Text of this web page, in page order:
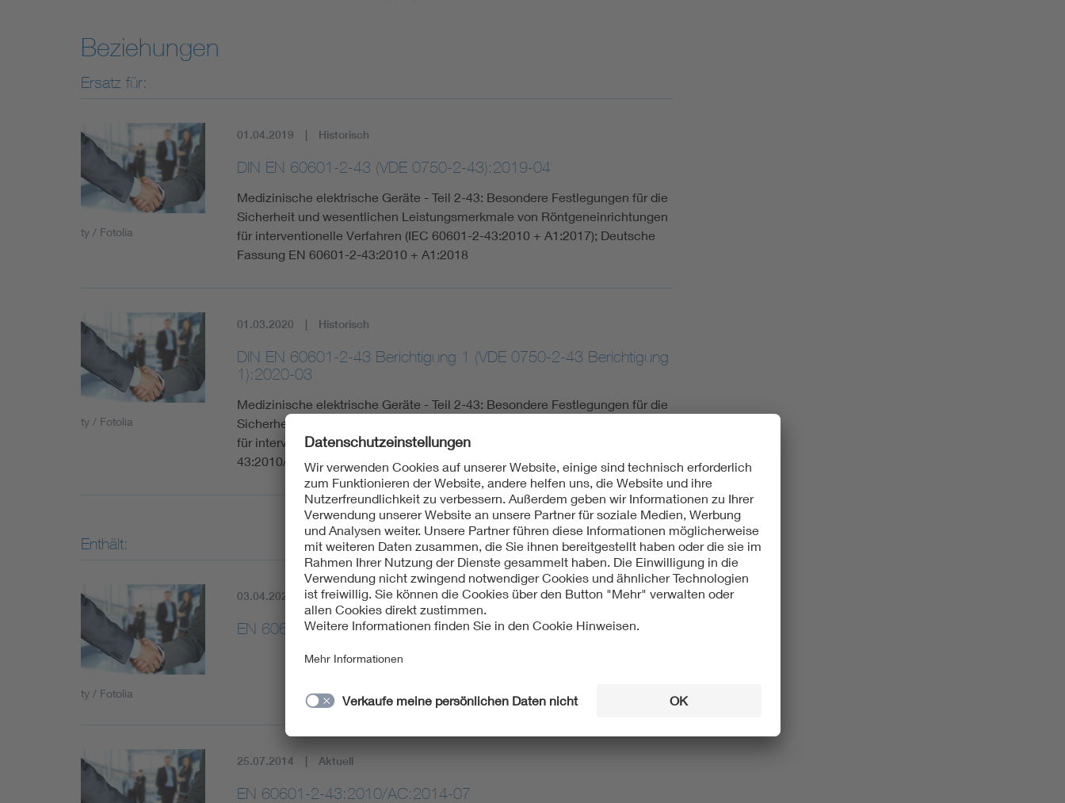
Beziehungen
Ersatz für:
ty / Fotolia
01.04.2019 Historisch
DIN EN 60601-2-43 (VDE 0750-2-43):2019-04
Medizinische elektrische Geräte - Teil 2-43: Besondere Festlegungen für die
Sicherheit und wesentlichen Leistungsmerkmale von Röntgeneinrichtungen
für interventionelle Verfahren (IEC 60601-2-43:2010 + A1:2017); Deutsche
Fassung EN 60601-2-43:2010 + A1:2018
ty / Fotolia
01.03.2020 Historisch
DIN EN 60601-2-43 Berichtigung 1 (VDE 0750-2-43 Berichtigung
1):2020-03
Medizinische elektrische Geräte - Teil 2-43: Besondere Festlegungen für die
Sicherheit und wesentlichen Leistungsmerkmale von Röntgeneinrichtungen
für interventionelle Verfahren; Deutsche Fassung EN 60601-2-
43:2010/AC:2014
Enthält:
ty / Fotolia
03.04.2020 Aktuell
EN 60601-2-43:2010/A2:2020-04
25.07.2014 Aktuell
EN 60601-2-43:2010/AC:2014-07